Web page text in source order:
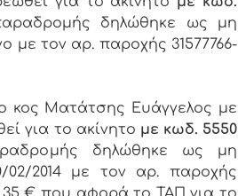
δηλώθηκε ως μη
με τον αρ. παροχής 31577766-
κος Ματάτσης Ευάγγελος με
για το ακίνητο με κωδ. 5550
δηλώθηκε ως μη
02/2014 με τον αρ. παροχής